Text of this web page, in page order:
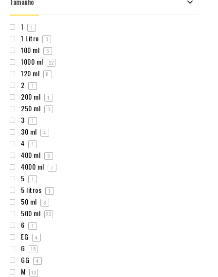
1 1
1 Litro 3
100 ml 6
1000 ml 22
120 ml 8
2 1
200 ml 1
250 ml 3
3 1
30 ml 4
4 1
400 ml 5
4000 ml 7
5 1
5 litros 1
50 ml 6
500 ml 23
6 1
EG 4
G 15
GG 4
M 13